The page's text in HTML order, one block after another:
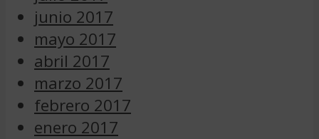
junio 2017
mayo 2017
abril 2017
marzo 2017
febrero 2017
enero 2017